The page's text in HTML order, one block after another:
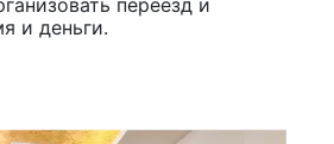
и деньги.